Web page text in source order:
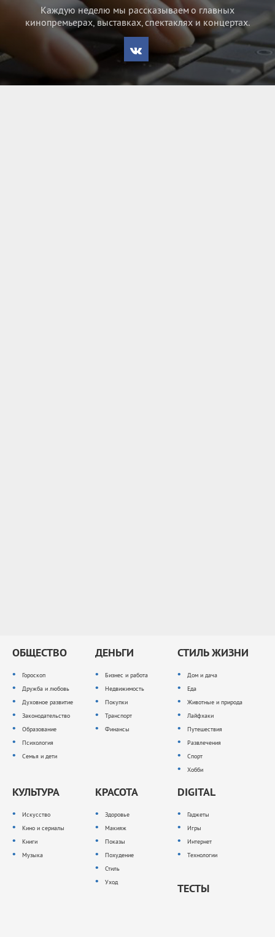
Каждую неделю мы рассказываем о главных
кинопремьерах, выставках, спектаклях и концертах.
ОБЩЕСТВО
Гороскоп
Дружба и любовь
Духовное развитие
Законодательство
Образование
Психология
Семья и дети
ДЕНЬГИ
Бизнес и работа
Недвижимость
Покупки
Транспорт
Финансы
СТИЛЬ ЖИЗНИ
Дом и дача
Еда
Животные и природа
Лайфхаки
Путешествия
Развлечения
Спорт
Хобби
КУЛЬТУРА
Искусство
Кино и сериалы
Книги
Музыка
КРАСОТА
Здоровье
Макияж
Показы
Похудение
Стиль
Уход
DIGITAL
Гаджеты
Игры
Интернет
Технологии
ТЕСТЫ